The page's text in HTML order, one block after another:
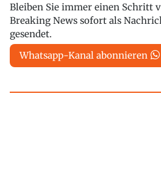
Bleiben Sie immer einen Schritt
Breaking News sofort als
gesendet.
Whatsapp-Kanal abonnieren